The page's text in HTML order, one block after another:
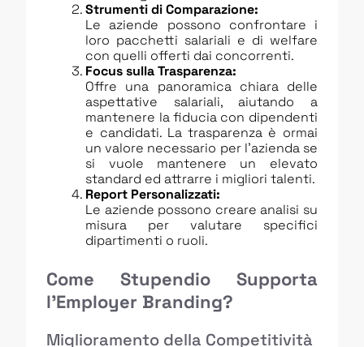
Strumenti di Comparazione:
Le aziende possono confrontare i
loro pacchetti salariali e di welfare
con quelli offerti dai concorrenti.
Focus sulla Trasparenza:
Offre una panoramica chiara delle
aspettative salariali, aiutando a
mantenere la fiducia con dipendenti
e candidati. La trasparenza è ormai
un valore necessario per l’azienda se
si vuole mantenere un elevato
standard ed attrarre i migliori talenti.
Report Personalizzati:
Le aziende possono creare analisi su
misura per valutare specifici
dipartimenti o ruoli.
Come Stupendio Supporta
l’Employer Branding?
Miglioramento della Competitività